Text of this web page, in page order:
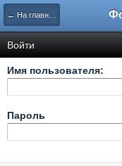
← На главную
Войти
Имя пользователя:
Пароль